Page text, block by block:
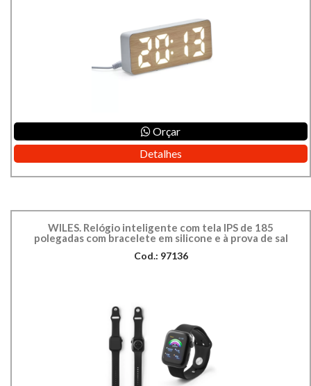
Orçar
Detalhes
WILES. Relógio inteligente com tela IPS de 185
polegadas com bracelete em silicone e à prova de sal
Cod.: 97136